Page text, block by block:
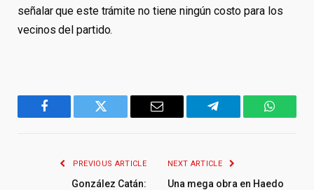
señalar que este trámite no tiene ningún costo para los
vecinos del partido.
Facebook Twitter Email Telegram
PREVIOUS ARTICLE
González Catán:
NEXT ARTICLE
Una mega obra en Haedo